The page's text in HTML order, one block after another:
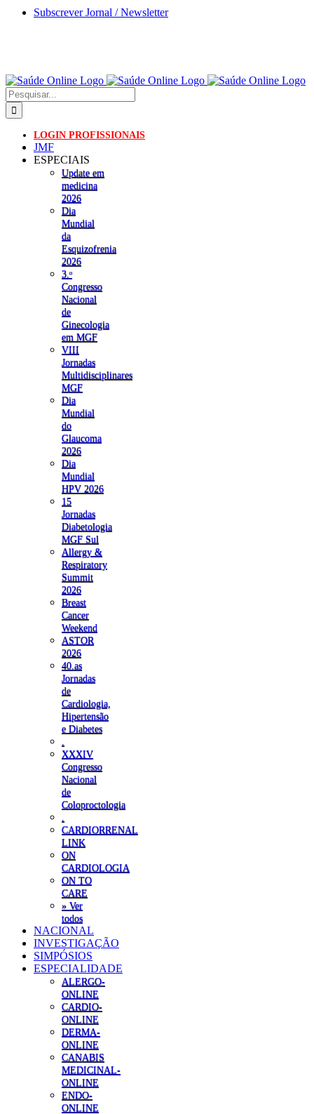
Skip
Subscrever Jornal / Newsletter
Pesquisar
LOGIN PROFISSIONAIS
JMF
ESPECIAIS
Update em
medicina
2026
Dia
Mundial
da
Esquizofrenia
2026
3.ᵒ
Congresso
Nacional
de
Ginecologia
em MGF
VIII
Jornadas
Multidisciplinares
MGF
Dia
Mundial
do
Glaucoma
2026
Dia
Mundial
HPV 2026
15
Jornadas
Diabetologia
MGF Sul
Allergy &
Respiratory
Summit
2026
Breast
Cancer
Weekend
ASTOR
2026
40.as
Jornadas
de
Cardiologia,
Hipertensão
e Diabetes
XXXIV
Congresso
Nacional
de
Coloproctologia
CARDIORRENAL
LINK
ON
CARDIOLOGIA
ON TO
CARE
» Ver
todos
NACIONAL
INVESTIGAÇÃO
SIMPÓSIOS
ESPECIALIDADE
ALERGO-
ONLINE
CARDIO-
ONLINE
DERMA-
ONLINE
CANABIS
MEDICINAL-
ONLINE
ENDO-
ONLINE